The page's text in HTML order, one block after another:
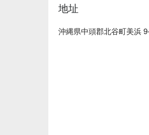
地址
沖縄県中頭郡北谷町美浜